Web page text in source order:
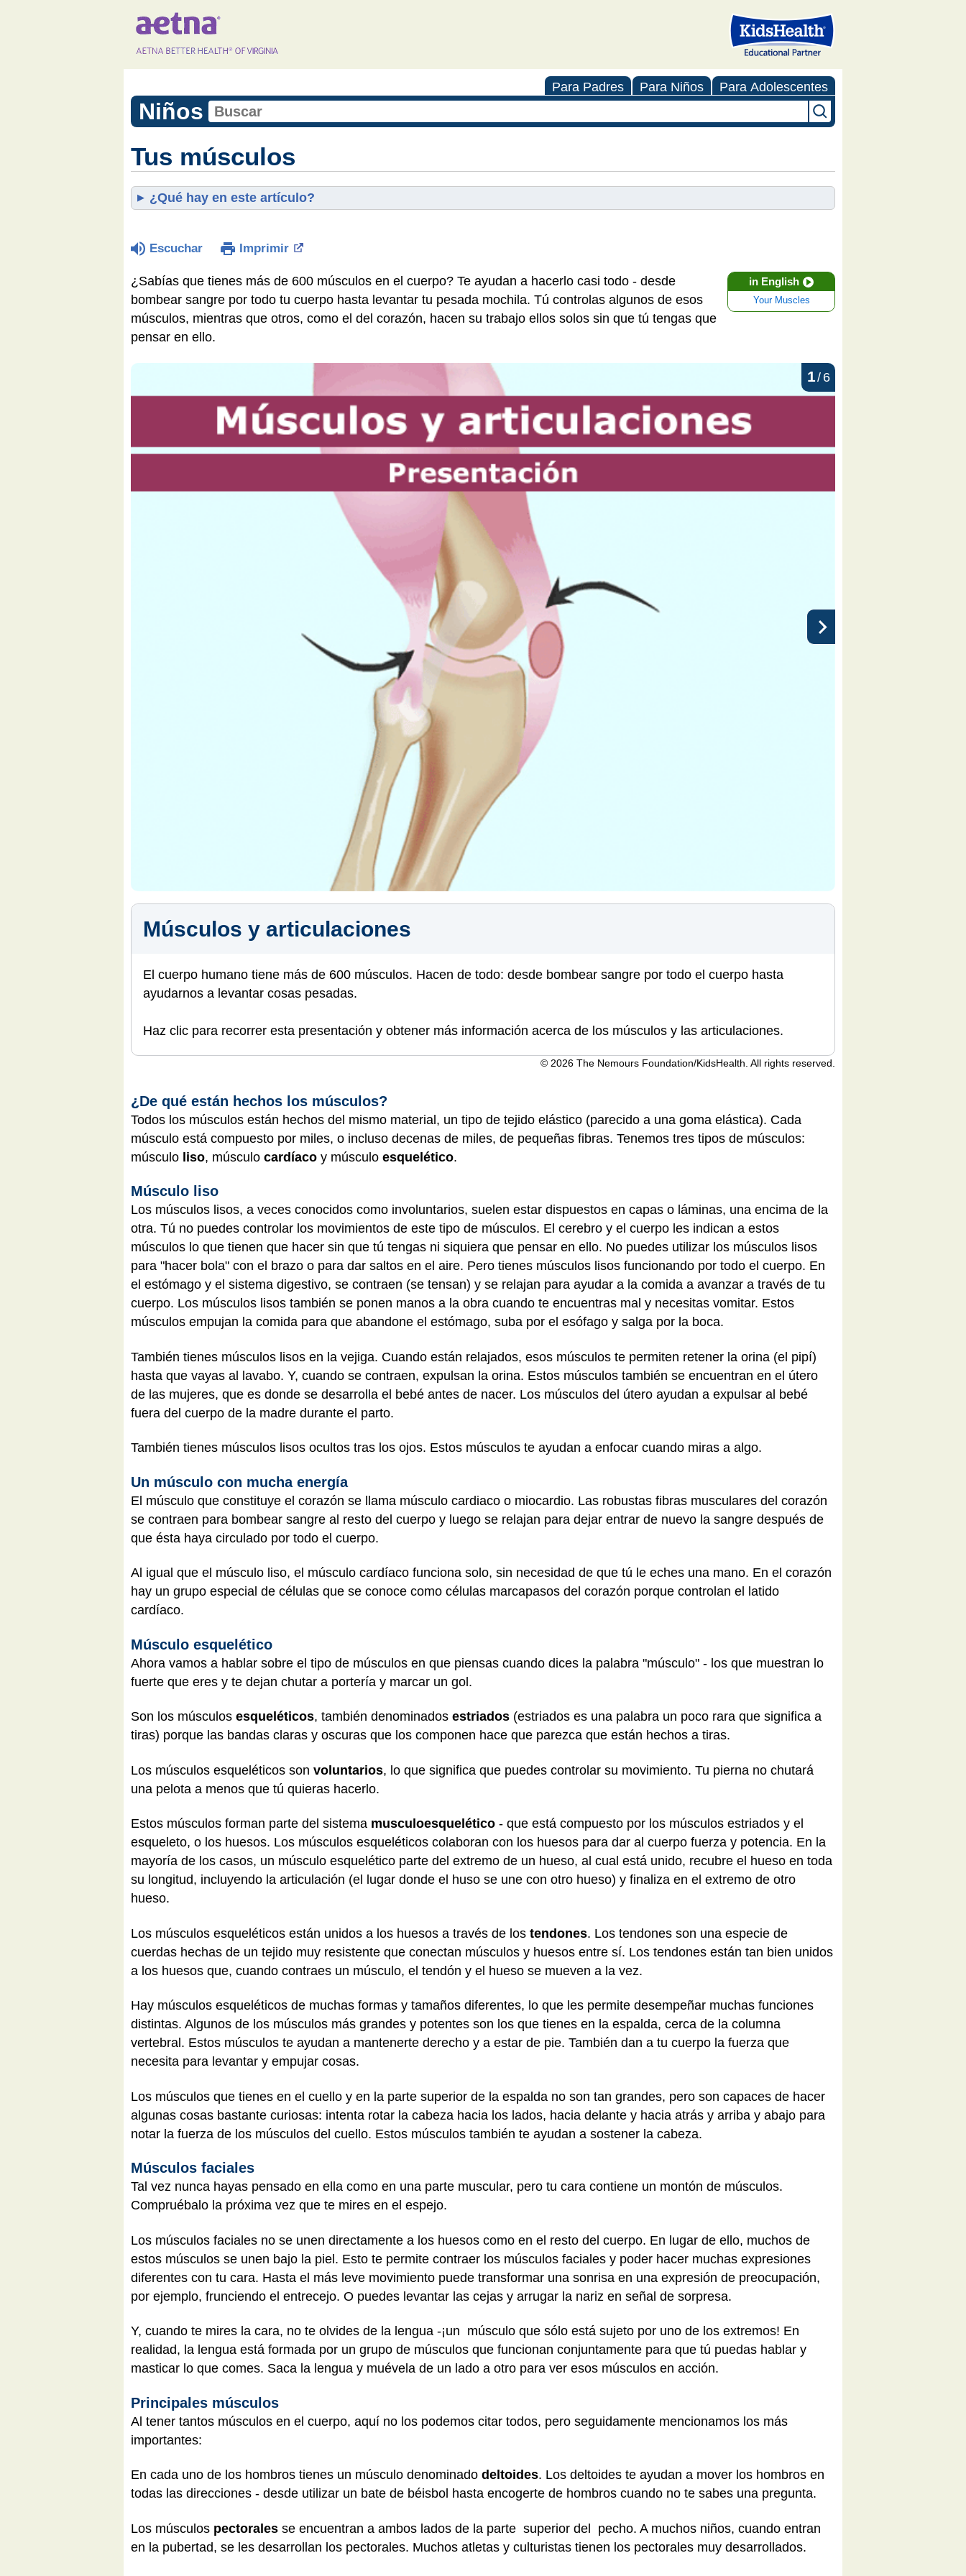
Para Padres Para Niños Para Adolescentes
Niños
Tus músculos
¿Qué hay en este artículo?
Escuchar Imprimir
in English
Your Muscles
¿Sabías que tienes más de 600 músculos en el cuerpo? Te ayudan a hacerlo casi todo - desde
bombear sangre por todo tu cuerpo hasta levantar tu pesada mochila. Tú controlas algunos de esos
músculos, mientras que otros, como el del corazón, hacen su trabajo ellos solos sin que tú tengas que
pensar en ello.
Músculos y articulaciones
El cuerpo humano tiene más de 600 músculos. Hacen de todo: desde bombear sangre por todo el cuerpo hasta
ayudarnos a levantar cosas pesadas.
Haz clic para recorrer esta presentación y obtener más información acerca de los músculos y las articulaciones.
1/ 6
© 2026 The Nemours Foundation/KidsHealth. All rights reserved.
¿De qué están hechos los músculos?
Todos los músculos están hechos del mismo material, un tipo de tejido elástico (parecido a una goma elástica). Cada
músculo está compuesto por miles, o incluso decenas de miles, de pequeñas fibras. Tenemos tres tipos de músculos:
músculo liso, músculo cardíaco y músculo esquelético.
Músculo liso
Los músculos lisos, a veces conocidos como involuntarios, suelen estar dispuestos en capas o láminas, una encima de la
otra. Tú no puedes controlar los movimientos de este tipo de músculos. El cerebro y el cuerpo les indican a estos
músculos lo que tienen que hacer sin que tú tengas ni siquiera que pensar en ello. No puedes utilizar los músculos lisos
para "hacer bola" con el brazo o para dar saltos en el aire. Pero tienes músculos lisos funcionando por todo el cuerpo. En
el estómago y el sistema digestivo, se contraen (se tensan) y se relajan para ayudar a la comida a avanzar a través de tu
cuerpo. Los músculos lisos también se ponen manos a la obra cuando te encuentras mal y necesitas vomitar. Estos
músculos empujan la comida para que abandone el estómago, suba por el esófago y salga por la boca.
También tienes músculos lisos en la vejiga. Cuando están relajados, esos músculos te permiten retener la orina (el pipí)
hasta que vayas al lavabo. Y, cuando se contraen, expulsan la orina. Estos músculos también se encuentran en el útero
de las mujeres, que es donde se desarrolla el bebé antes de nacer. Los músculos del útero ayudan a expulsar al bebé
fuera del cuerpo de la madre durante el parto.
También tienes músculos lisos ocultos tras los ojos. Estos músculos te ayudan a enfocar cuando miras a algo.
Un músculo con mucha energía
El músculo que constituye el corazón se llama músculo cardiaco o miocardio. Las robustas fibras musculares del corazón
se contraen para bombear sangre al resto del cuerpo y luego se relajan para dejar entrar de nuevo la sangre después de
que ésta haya circulado por todo el cuerpo.
Al igual que el músculo liso, el músculo cardíaco funciona solo, sin necesidad de que tú le eches una mano. En el corazón
hay un grupo especial de células que se conoce como células marcapasos del corazón porque controlan el latido
cardíaco.
Músculo esquelético
Ahora vamos a hablar sobre el tipo de músculos en que piensas cuando dices la palabra "músculo" - los que muestran lo
fuerte que eres y te dejan chutar a portería y marcar un gol.
Son los músculos esqueléticos, también denominados estriados (estriados es una palabra un poco rara que significa a
tiras) porque las bandas claras y oscuras que los componen hace que parezca que están hechos a tiras.
Los músculos esqueléticos son voluntarios, lo que significa que puedes controlar su movimiento. Tu pierna no chutará
una pelota a menos que tú quieras hacerlo.
Estos músculos forman parte del sistema musculoesquelético - que está compuesto por los músculos estriados y el
esqueleto, o los huesos. Los músculos esqueléticos colaboran con los huesos para dar al cuerpo fuerza y potencia. En la
mayoría de los casos, un músculo esquelético parte del extremo de un hueso, al cual está unido, recubre el hueso en toda
su longitud, incluyendo la articulación (el lugar donde el huso se une con otro hueso) y finaliza en el extremo de otro
hueso.
Los músculos esqueléticos están unidos a los huesos a través de los tendones. Los tendones son una especie de
cuerdas hechas de un tejido muy resistente que conectan músculos y huesos entre sí. Los tendones están tan bien unidos
a los huesos que, cuando contraes un músculo, el tendón y el hueso se mueven a la vez.
Hay músculos esqueléticos de muchas formas y tamaños diferentes, lo que les permite desempeñar muchas funciones
distintas. Algunos de los músculos más grandes y potentes son los que tienes en la espalda, cerca de la columna
vertebral. Estos músculos te ayudan a mantenerte derecho y a estar de pie. También dan a tu cuerpo la fuerza que
necesita para levantar y empujar cosas.
Los músculos que tienes en el cuello y en la parte superior de la espalda no son tan grandes, pero son capaces de hacer
algunas cosas bastante curiosas: intenta rotar la cabeza hacia los lados, hacia delante y hacia atrás y arriba y abajo para
notar la fuerza de los músculos del cuello. Estos músculos también te ayudan a sostener la cabeza.
Músculos faciales
Tal vez nunca hayas pensado en ella como en una parte muscular, pero tu cara contiene un montón de músculos.
Compruébalo la próxima vez que te mires en el espejo.
Los músculos faciales no se unen directamente a los huesos como en el resto del cuerpo. En lugar de ello, muchos de
estos músculos se unen bajo la piel. Esto te permite contraer los músculos faciales y poder hacer muchas expresiones
diferentes con tu cara. Hasta el más leve movimiento puede transformar una sonrisa en una expresión de preocupación,
por ejemplo, frunciendo el entrecejo. O puedes levantar las cejas y arrugar la nariz en señal de sorpresa.
Y, cuando te mires la cara, no te olvides de la lengua -¡un músculo que sólo está sujeto por uno de los extremos! En
realidad, la lengua está formada por un grupo de músculos que funcionan conjuntamente para que tú puedas hablar y
masticar lo que comes. Saca la lengua y muévela de un lado a otro para ver esos músculos en acción.
Principales músculos
Al tener tantos músculos en el cuerpo, aquí no los podemos citar todos, pero seguidamente mencionamos los más
importantes:
En cada uno de los hombros tienes un músculo denominado deltoides. Los deltoides te ayudan a mover los hombros en
todas las direcciones - desde utilizar un bate de béisbol hasta encogerte de hombros cuando no te sabes una pregunta.
Los músculos pectorales se encuentran a ambos lados de la parte superior del pecho. A muchos niños, cuando entran
en la pubertad, se les desarrollan los pectorales. Muchos atletas y culturistas tienen los pectorales muy desarrollados.